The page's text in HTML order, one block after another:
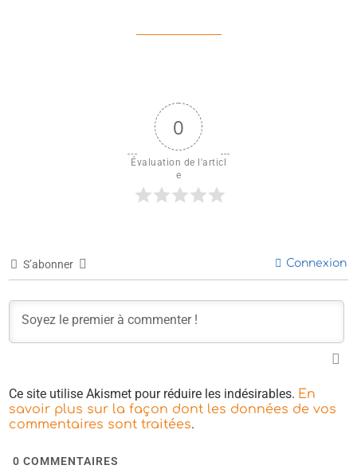
0
Évaluation de l'articl
e
S’abonner Connexion
Ce site utilise Akismet pour réduire les indésirables. En
savoir plus sur la façon dont les données de vos
commentaires sont traitées.
0 COMMENTAIRES